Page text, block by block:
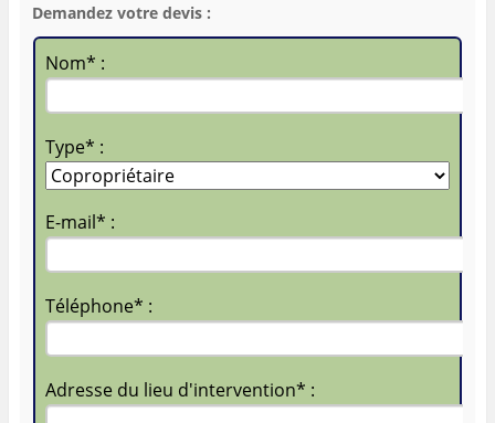
Demandez votre devis :
Nom* :
Type* :
E-mail* :
Téléphone* :
Adresse du lieu d'intervention* :